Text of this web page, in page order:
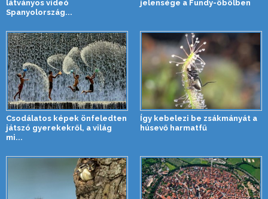
látványos videó
Spanyolország...
jelensége a Fundy-öbölben
Csodálatos képek önfeledten
játszó gyerekekről, a világ
mi...
Így kebelezi be zsákmányát a
húsevő harmatfű